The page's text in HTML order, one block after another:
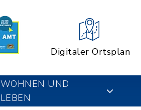
Digitaler Ortsplan
WOHNEN UND
LEBEN